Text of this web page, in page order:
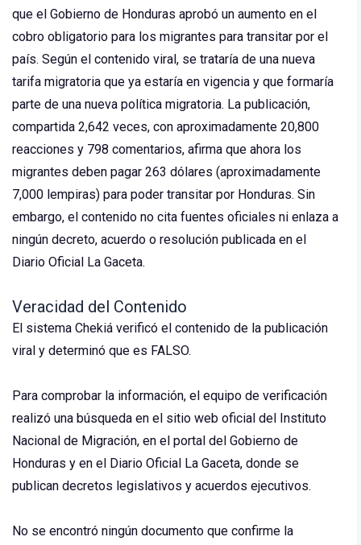
que el Gobierno de Honduras aprobó un aumento en el
cobro obligatorio para los migrantes para transitar por el
país. Según el contenido viral, se trataría de una nueva
tarifa migratoria que ya estaría en vigencia y que formaría
parte de una nueva política migratoria. La publicación,
compartida 2,642 veces, con aproximadamente 20,800
reacciones y 798 comentarios, afirma que ahora los
migrantes deben pagar 263 dólares (aproximadamente
7,000 lempiras) para poder transitar por Honduras. Sin
embargo, el contenido no cita fuentes oficiales ni enlaza a
ningún decreto, acuerdo o resolución publicada en el
Diario Oficial La Gaceta.
Veracidad del Contenido
El sistema Chekiá verificó el contenido de la publicación
viral y determinó que es FALSO.
Para comprobar la información, el equipo de verificación
realizó una búsqueda en el sitio web oficial del Instituto
Nacional de Migración, en el portal del Gobierno de
Honduras y en el Diario Oficial La Gaceta, donde se
publican decretos legislativos y acuerdos ejecutivos.
No se encontró ningún documento que confirme la